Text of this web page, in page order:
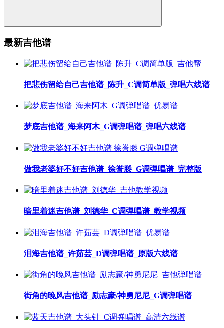
最新吉他谱
把悲伤留给自己吉他谱_陈升_C调简单版_弹唱六线谱
梦底吉他谱_海来阿木_G调弹唱谱_弹唱六线谱
做我老婆好不好吉他谱_徐誉滕_G调弹唱谱_完整版
暗里着迷吉他谱_刘德华_C调弹唱谱_教学视频
泪海吉他谱_许茹芸_D调弹唱谱_原版六线谱
街角的晚风吉他谱_励志豪/神勇尼尼_G调弹唱谱